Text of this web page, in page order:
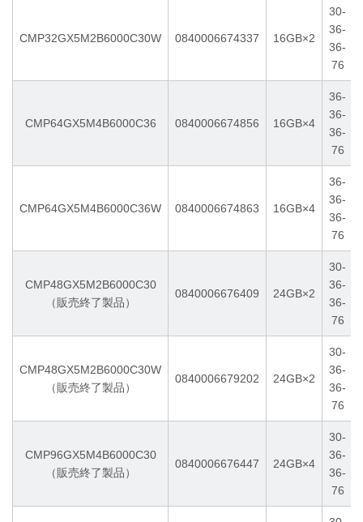
CMP32GX5M2B6000C30W 0840006674337 16GB×2
30-
36-
36-
76
CMP64GX5M4B6000C36 0840006674856 16GB×4
36-
36-
36-
76
CMP64GX5M4B6000C36W 0840006674863 16GB×4
36-
36-
36-
76
CMP48GX5M2B6000C30
（販売終了製品）
0840006676409 24GB×2
30-
36-
36-
76
CMP48GX5M2B6000C30W
（販売終了製品）
0840006679202 24GB×2
30-
36-
36-
76
CMP96GX5M4B6000C30
（販売終了製品）
0840006676447 24GB×4
30-
36-
36-
76